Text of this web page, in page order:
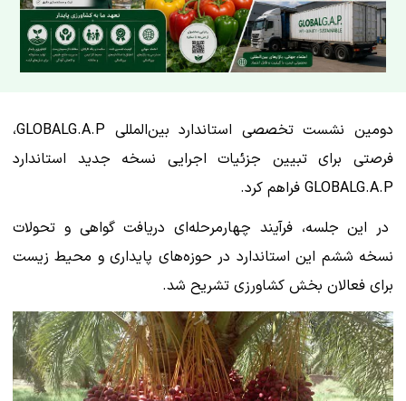
دومین نشست تخصصی استاندارد بین‌المللی GLOBALG.A.P،
فرصتی برای تبیین جزئیات اجرایی نسخه جدید استاندارد
GLOBALG.A.P فراهم کرد.
در این جلسه، فرآیند چهارمرحله‌ای دریافت گواهی و تحولات
نسخه ششم این استاندارد در حوزه‌های پایداری و محیط زیست
برای فعالان بخش کشاورزی تشریح شد.